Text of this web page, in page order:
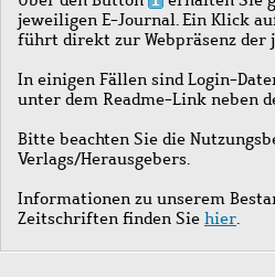
jeweiligen E-Journal. Ein Klick
führt direkt zur Webpräsenz
In einigen Fällen sind Login-
unter dem Readme-Link neben
Bitte beachten Sie die
Verlags/Herausgebers.
Informationen zu unserem
Zeitschriften finden Sie hier.